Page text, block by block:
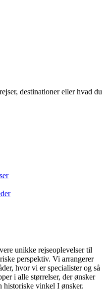
destinationer eller hvad du
unikke rejseoplevelser til
perspektiv. Vi arrangerer
hvor vi er specialister og så
i alle størrelser, der ønsker
historiske vinkel I ønsker.